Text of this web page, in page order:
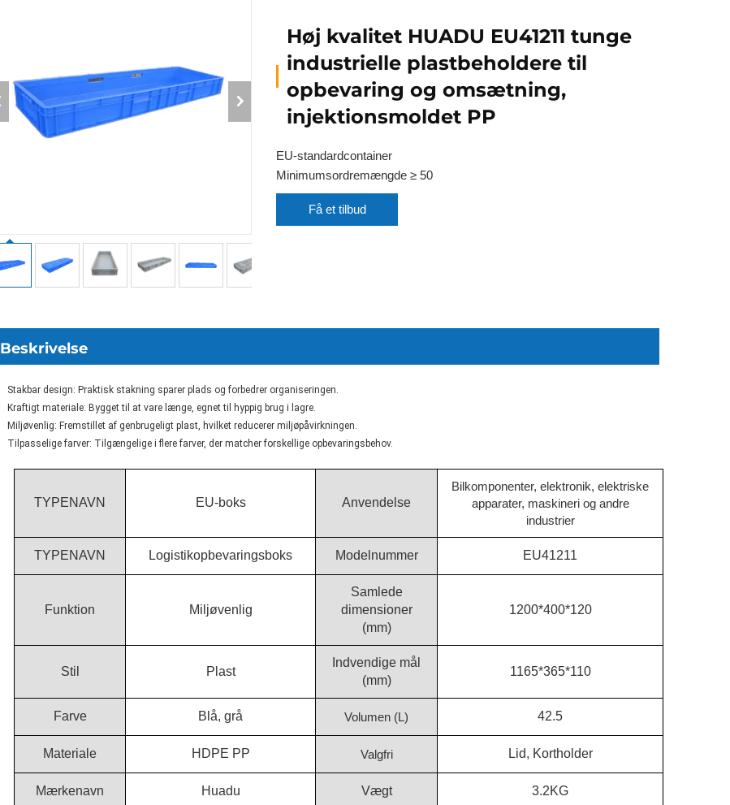
Høj kvalitet HUADU EU41211 tunge
industrielle plastbeholdere til
opbevaring og omsætning,
injektionsmoldet PP
EU-standardcontainer
Minimumsordremængde ≥ 50
Få et tilbud
Beskrivelse
Stakbar design: Praktisk stakning sparer plads og forbedrer organiseringen.
Kraftigt materiale: Bygget til at vare længe, egnet til hyppig brug i lagre.
Miljøvenlig: Fremstillet af genbrugeligt plast, hvilket reducerer miljøpåvirkningen.
Tilpasselige farver: Tilgængelige i flere farver, der matcher forskellige opbevaringsbehov.
TYPENAVN EU-boks Anvendelse
Bilkomponenter, elektronik, elektriske
apparater, maskineri og andre
industrier
TYPENAVN Logistikopbevaringsboks Modelnummer EU41211
Funktion Miljøvenlig
Samlede
dimensioner
(mm)
1200*400*120
Stil Plast
Indvendige mål
(mm)
1165*365*110
Farve Blå, grå Volumen (L) 42.5
Materiale HDPE PP Valgfri Lid, Kortholder
Mærkenavn Huadu Vægt 3.2KG